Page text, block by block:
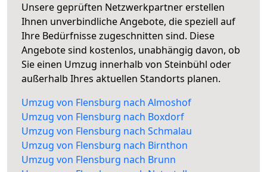
Unsere geprüften Netzwerkpartner erstellen
Ihnen unverbindliche Angebote, die speziell auf
Ihre Bedürfnisse zugeschnitten sind. Diese
Angebote sind kostenlos, unabhängig davon, ob
Sie einen Umzug innerhalb von Steinbühl oder
außerhalb Ihres aktuellen Standorts planen.
Umzug von Flensburg nach Almoshof
Umzug von Flensburg nach Boxdorf
Umzug von Flensburg nach Schmalau
Umzug von Flensburg nach Birnthon
Umzug von Flensburg nach Brunn